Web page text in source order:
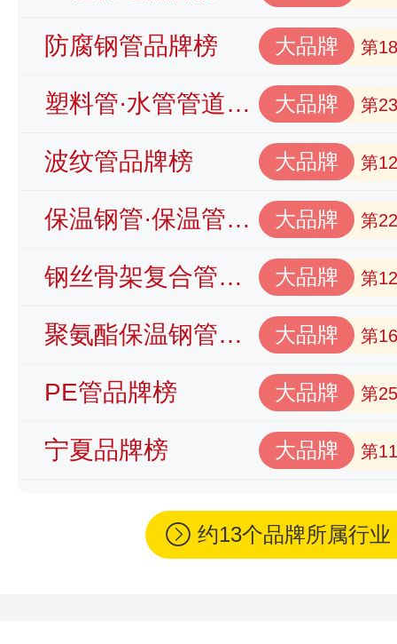
防腐钢管品牌榜 大品牌 第
塑料管·水管管道品牌榜 大品牌 第
波纹管品牌榜 大品牌 第
保温钢管·保温管品牌榜 大品牌 第
钢丝骨架复合管品牌榜 大品牌 第
聚氨酯保温钢管品牌榜 大品牌 第
PE管品牌榜 大品牌 第
宁夏品牌榜 大品牌 第
约13个品牌所属行